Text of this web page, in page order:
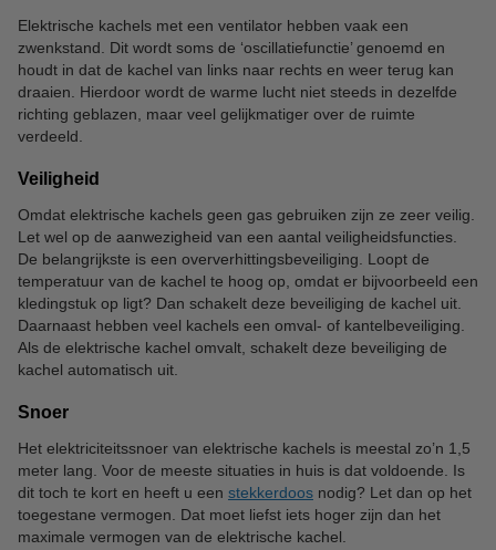
Elektrische kachels met een ventilator hebben vaak een
zwenkstand. Dit wordt soms de ‘oscillatiefunctie’ genoemd en
houdt in dat de kachel van links naar rechts en weer terug kan
draaien. Hierdoor wordt de warme lucht niet steeds in dezelfde
richting geblazen, maar veel gelijkmatiger over de ruimte
verdeeld.
Veiligheid
Omdat elektrische kachels geen gas gebruiken zijn ze zeer veilig.
Let wel op de aanwezigheid van een aantal veiligheidsfuncties.
De belangrijkste is een oververhittingsbeveiliging. Loopt de
temperatuur van de kachel te hoog op, omdat er bijvoorbeeld een
kledingstuk op ligt? Dan schakelt deze beveiliging de kachel uit.
Daarnaast hebben veel kachels een omval- of kantelbeveiliging.
Als de elektrische kachel omvalt, schakelt deze beveiliging de
kachel automatisch uit.
Snoer
Het elektriciteitssnoer van elektrische kachels is meestal zo’n 1,5
meter lang. Voor de meeste situaties in huis is dat voldoende. Is
dit toch te kort en heeft u een stekkerdoos nodig? Let dan op het
toegestane vermogen. Dat moet liefst iets hoger zijn dan het
maximale vermogen van de elektrische kachel.